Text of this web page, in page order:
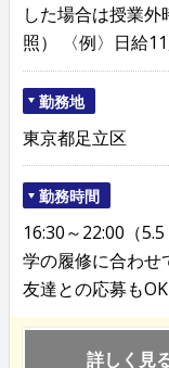
した場合は授業
照） 〈例〉日給
勤務地
東京都足立区
勤務時間
16:30～22:00（
学の履修に合わせ
友達との応募も
詳しく見